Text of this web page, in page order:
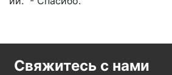
Свяжитесь с нами